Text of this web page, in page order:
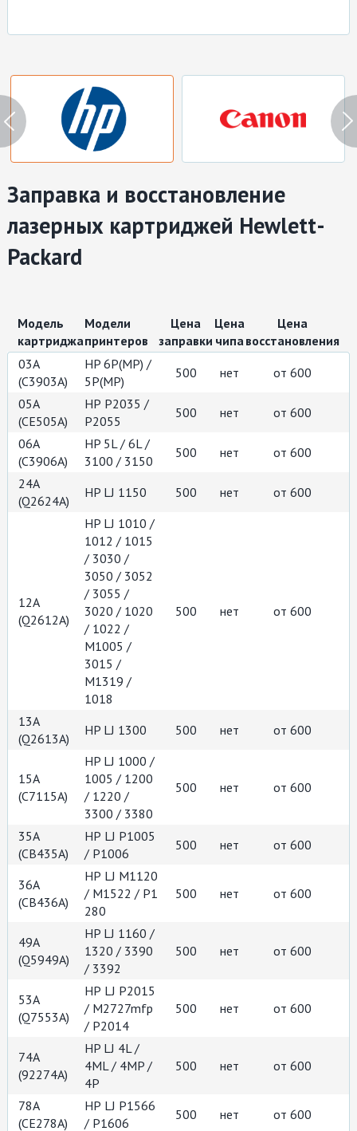
Ремонт принтеров
Ремонт моноблоков
Восстановление данных
Заправка и восстановление
лазерныхкартриджей Hewlett-
Packard
Модель
картриджа
Модели
принтеров
Цена
заправки
Цена
чипа
Цена
восстановления
03A
(C3903A)
HP 6P(MP) /
5P(MP)
500 нет
от 600
05A
(CE505A)
НР P2035 /
P2055
500 нет
от 600
06A
(C3906A)
HP 5L / 6L /
3100 / 3150
500 нет
от 600
24A
(Q2624A)
HP LJ 1150 500 нет от 600
12A
(Q2612A)
HP LJ 1010 /
1012 / 1015
/ 3030 /
3050 / 3052
/ 3055 /
3020 / 1020
/ 1022 /
M1005 /
3015 /
М1319 /
1018
500 нет от 600
13A
(Q2613A)
HP LJ 1300 500 нет от 600
15A
(C7115A)
HP LJ 1000 /
1005 / 1200
/ 1220 /
3300 / 3380
500 нет от 600
35A
(CB435A)
НР LJ Р1005
/ P1006
500 нет от 600
36A
(СВ436А)
НР LJ М1120
/ М1522 / Р1
280
500 нет от 600
49A
(Q5949A)
HP LJ 1160 /
1320 / 3390
/ 3392
500 нет от 600
53A
(Q7553A)
НР LJ P2015
/ M2727mfp
/ P2014
500 нет от 600
74A
(92274A)
HP LJ 4L /
4ML / 4MP /
4P
500 нет от 600
78A
(СЕ278А)
НР LJ Р1566
/ P1606
500 нет от 600